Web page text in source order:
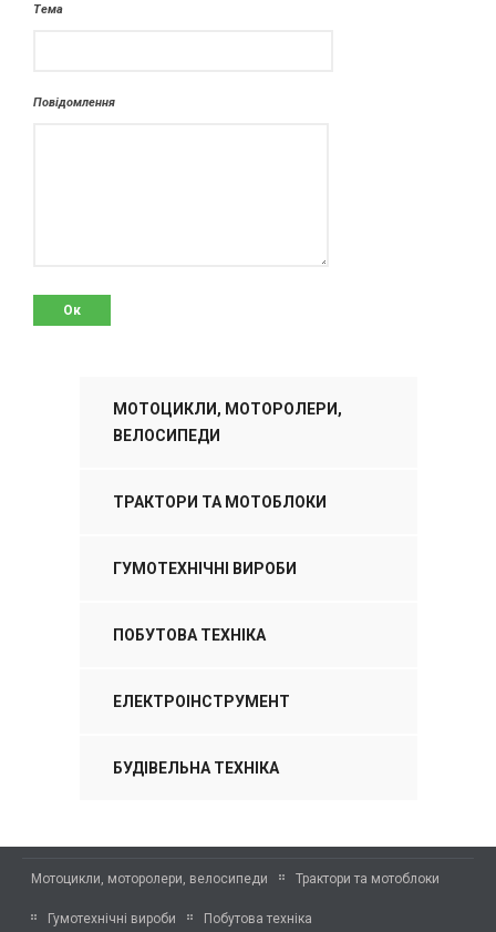
Тема
Повідомлення
МОТОЦИКЛИ, МОТОРОЛЕРИ,
ВЕЛОСИПЕДИ
ТРАКТОРИ ТА МОТОБЛОКИ
ГУМОТЕХНІЧНІ ВИРОБИ
ПОБУТОВА ТЕХНІКА
ЕЛЕКТРОІНСТРУМЕНТ
БУДІВЕЛЬНА ТЕХНІКА
Мотоцикли, моторолери, велосипеди Трактори та мотоблоки
Гумотехнічні вироби Побутова техніка